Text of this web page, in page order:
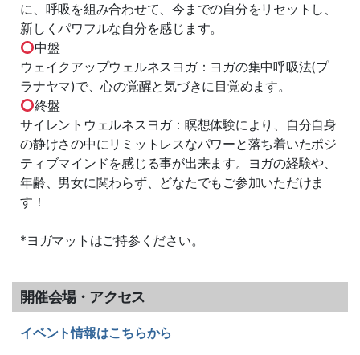
に、呼吸を組み合わせて、今までの自分をリセットし、
新しくパワフルな自分を感じます。
中盤
ウェイクアップウェルネスヨガ：ヨガの集中呼吸法(プ
ラナヤマ)で、心の覚醒と気づきに目覚めます。
終盤
サイレントウェルネスヨガ：瞑想体験により、自分自身
の静けさの中にリミットレスなパワーと落ち着いたポジ
ティブマインドを感じる事が出来ます。ヨガの経験や、
年齢、男女に関わらず、どなたでもご参加いただけま
す！
*ヨガマットはご持参ください。
開催会場・アクセス
イベント情報はこちらから